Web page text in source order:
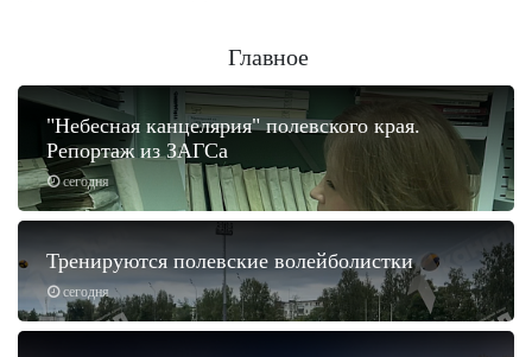
Главное
сегодня
"Небесная канцелярия" полевского края.
Репортаж из ЗАГСа
сегодня
Тренируются полевские волейболистки